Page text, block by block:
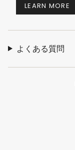
LEARN MORE
よくある質問